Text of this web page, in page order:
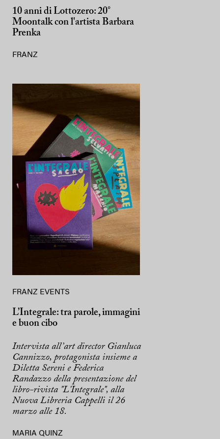
10 anni di Lottozero: 20°
Moontalk con l'artista Barbara
Prenka
FRANZ
FRANZ EVENTS
L’Integrale: tra parole, immagini
e buon cibo
Intervista all’art director Gianluca
Cannizzo, protagonista insieme a
Diletta Sereni e Federica
Randazzo della presentazione del
libro-rivista "L'Integrale", alla
Nuova Libreria Cappelli il 26
marzo alle 18.
MARIA QUINZ